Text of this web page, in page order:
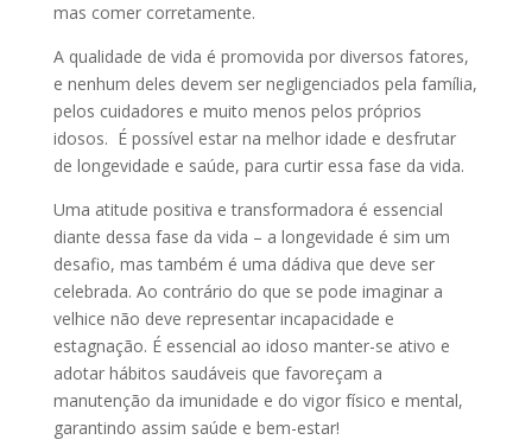
mas comer corretamente.
A qualidade de vida é promovida por diversos fatores,
e nenhum deles devem ser negligenciados pela família,
pelos cuidadores e muito menos pelos próprios
idosos. É possível estar na melhor idade e desfrutar
de longevidade e saúde, para curtir essa fase da vida.
Uma atitude positiva e transformadora é essencial
diante dessa fase da vida – a longevidade é sim um
desafio, mas também é uma dádiva que deve ser
celebrada. Ao contrário do que se pode imaginar a
velhice não deve representar incapacidade e
estagnação. É essencial ao idoso manter-se ativo e
adotar hábitos saudáveis que favoreçam a
manutenção da imunidade e do vigor físico e mental,
garantindo assim saúde e bem-estar!